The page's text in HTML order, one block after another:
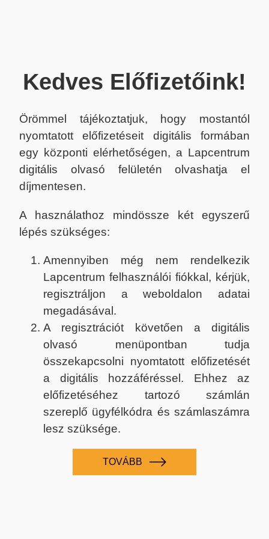
Kedves Előfizetőink!
Örömmel tájékoztatjuk, hogy mostantól
nyomtatott előfizetéseit digitális formában
egy központi elérhetőségen, a Lapcentrum
digitális olvasó felületén olvashatja el
díjmentesen.
A használathoz mindössze két egyszerű
lépés szükséges:
Amennyiben még nem rendelkezik
Lapcentrum felhasználói fiókkal, kérjük,
regisztráljon a weboldalon adatai
megadásával.
A regisztrációt követően a digitális
olvasó menüpontban tudja
összekapcsolni nyomtatott előfizetését
a digitális hozzáféréssel. Ehhez az
előfizetéséhez tartozó számlán
szereplő ügyfélkódra és számlaszámra
lesz szüksége.
TOVÁBB